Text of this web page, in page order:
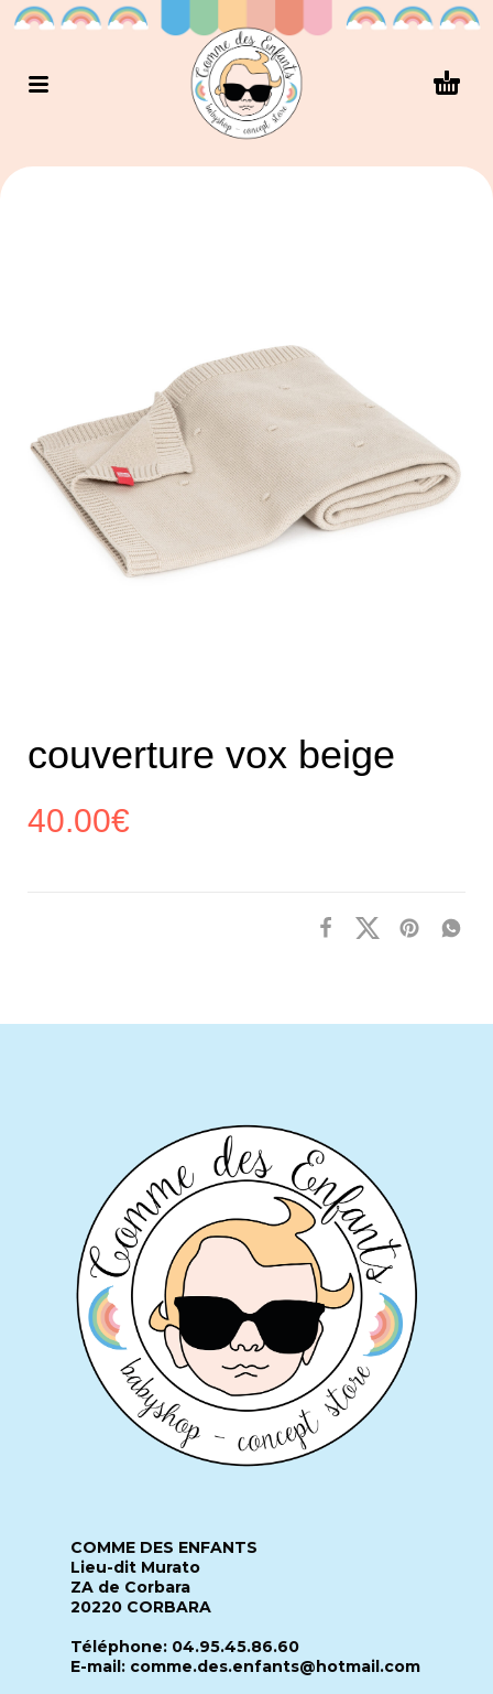
couverture vox beige
40.00€
COMME DES ENFANTS
Lieu-dit Murato
ZA de Corbara
20220 CORBARA
Téléphone: 04.95.45.86.60
E-mail: comme.des.enfants@hotmail.com